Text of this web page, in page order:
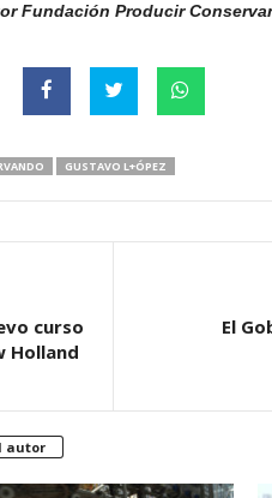
Fundación Producir
GUSTAVO L+ÓPEZ
curso
Holland
El
autor